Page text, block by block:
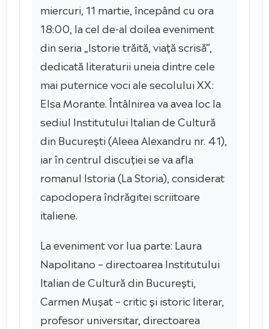
miercuri, 11 martie, începând cu ora
18:00, la cel de-al doilea eveniment
din seria „Istorie trăită, viață scrisă”,
dedicată literaturii uneia dintre cele
mai puternice voci ale secolului XX:
Elsa Morante. Întâlnirea va avea loc la
sediul Institutului Italian de Cultură
din București (Aleea Alexandru nr. 41),
iar în centrul discuției se va afla
romanul Istoria (La Storia), considerat
capodopera îndrăgitei scriitoare
italiene.
La eveniment vor lua parte: Laura
Napolitano – directoarea Institutului
Italian de Cultură din București,
Carmen Mușat – critic și istoric literar,
profesor universitar, directoarea